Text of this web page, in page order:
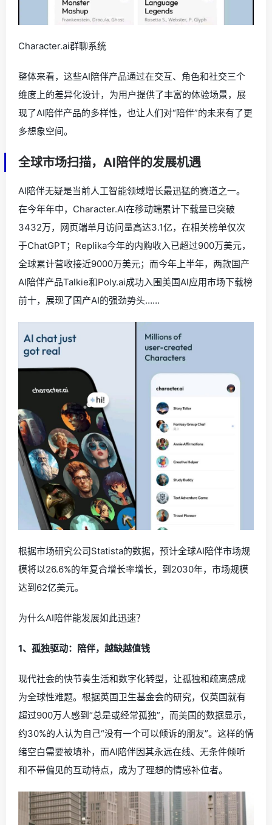
Character.ai群聊系统
整体来看，这些AI陪伴产品通过在交互、角色和社交三个
维度上的差异化设计，为用户提供了丰富的体验场景，展
现了AI陪伴产品的多样性，也让人们对“陪伴”的未来有了更
多想象空间。
全球市场扫描，AI陪伴的发展机遇
AI陪伴无疑是当前人工智能领域增长最迅猛的赛道之一。
在今年年中，Character.AI在移动端累计下载量已突破
3432万，网页端单月访问量高达3.1亿，在相关榜单仅次
于ChatGPT；Replika今年的内购收入已超过900万美元，
全球累计营收接近9000万美元；而今年上半年，两款国产
AI陪伴产品Talkie和Poly.ai成功入围美国AI应用市场下载榜
前十，展现了国产AI的强劲势头……
根据市场研究公司Statista的数据，预计全球AI陪伴市场规
模将以26.6%的年复合增长率增长，到2030年，市场规模
达到62亿美元。
为什么AI陪伴能发展如此迅速？
1、孤独驱动：陪伴，越缺越值钱
现代社会的快节奏生活和数字化转型，让孤独和疏离感成
为全球性难题。根据英国卫生基金会的研究，仅英国就有
超过900万人感到“总是或经常孤独”，而美国的数据显示，
约30%的人认为自己“没有一个可以倾诉的朋友”。这样的情
绪空白需要被填补，而AI陪伴因其永远在线、无条件倾听
和不带偏见的互动特点，成为了理想的情感补位者。